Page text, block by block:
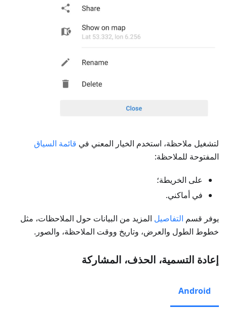
لتشغيل ملاحظة، استخدم الخيار المعني في قائمة السياق
المفتوحة للملاحظة:
على الخريطة؛
في أماكني.
يوفر قسم التفاصيل المزيد من البيانات حول الملاحظات، مثل
خطوط الطول والعرض، وتاريخ ووقت الملاحظة، والصور.
إعادة التسمية، الحذف، المشاركة
Android